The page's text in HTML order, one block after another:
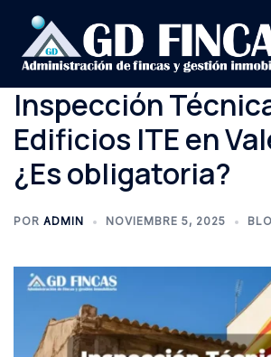
Saltar
contenido
Inspección
Edificios ITE en
¿Es obligatoria?
POR ADMIN NOVIEMBRE 5, 2025